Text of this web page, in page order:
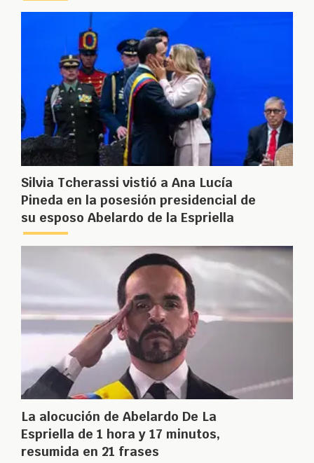
Silvia Tcherassi vistió a Ana Lucía
Pineda en la posesión presidencial de
su esposo Abelardo de la Espriella
La alocución de Abelardo De La
Espriella de 1 hora y 17 minutos,
resumida en 21 frases